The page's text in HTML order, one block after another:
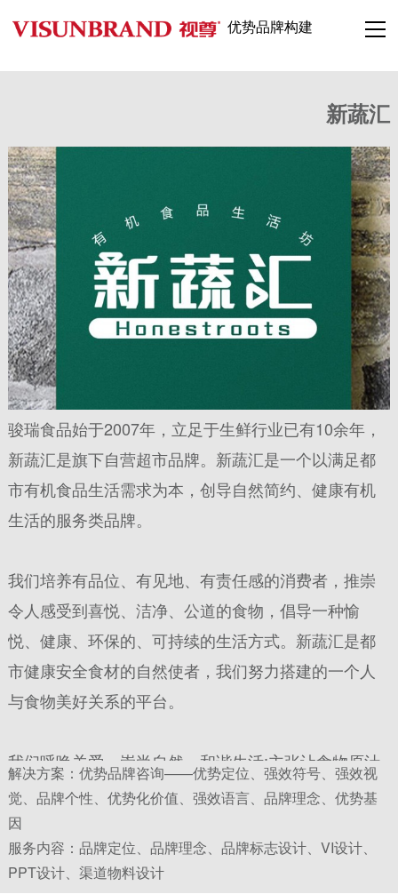
优势品牌构建
新蔬汇
骏瑞食品始于2007年，立足于生鲜行业已有10余年，
新蔬汇是旗下自营超市品牌。 新蔬汇是一个以满足都
市有机食品生活需求为本，创导自然简约、健康有机
生活的服务类品牌。
我们培养有品位、有见地、有责任感的消费者，推崇
令人感受到喜悦、洁净、公道的食物， 倡导一种愉
悦、健康、环保的、可持续的生活方式。 新蔬汇是都
市健康安全食材的自然使者， 我们努力搭建的一个人
与食物美好关系的平台。
我们呼唤关爱，崇尚自然，和谐生活;主张让食物原汁
原味，让生活返本归真，让自然回归自然。秉持“天人
合一”的信仰，成就都市未来的美好生活！
汇，分享新蔬汇，与优质生活为伍，让更多的人们都
能享受有机、健康、快乐的生活。
解决方案：优势品牌咨询——优势定位、强效符号、强效视
觉、品牌个性、优势化价值、强效语言、品牌理念、优势基
因
服务内容：品牌定位、品牌理念、品牌标志设计、VI设计、
PPT设计、渠道物料设计